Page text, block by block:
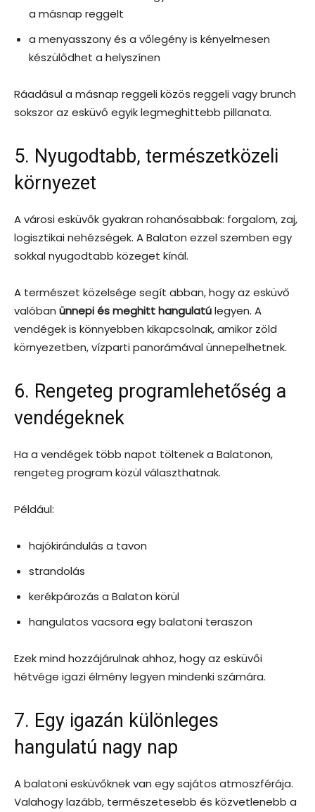
a másnap reggelt
a menyasszony és a vőlegény is kényelmesen
készülődhet a helyszínen
Ráadásul a másnap reggeli közös reggeli vagy brunch
sokszor az esküvő egyik legmeghittebb pillanata.
5. Nyugodtabb, természetközeli
környezet
A városi esküvők gyakran rohanósabbak: forgalom, zaj,
logisztikai nehézségek. A Balaton ezzel szemben egy
sokkal nyugodtabb közeget kínál.
A természet közelsége segít abban, hogy az esküvő
valóban ünnepi és meghitt hangulatúlegyen. A
vendégek is könnyebben kikapcsolnak, amikor zöld
környezetben, vízparti panorámával ünnepelhetnek.
6. Rengeteg programlehetőség a
vendégeknek
Ha a vendégek több napot töltenek a Balatonon,
rengeteg program közül választhatnak.
Például:
hajókirándulás a tavon
strandolás
kerékpározás a Balaton körül
hangulatos vacsora egy balatoni teraszon
Ezek mind hozzájárulnak ahhoz, hogy az esküvői
hétvége igazi élmény legyen mindenki számára.
7. Egy igazán különleges
hangulatú nagy nap
A balatoni esküvőknek van egy sajátos atmoszférája.
Valahogy lazább, természetesebb és közvetlenebb a